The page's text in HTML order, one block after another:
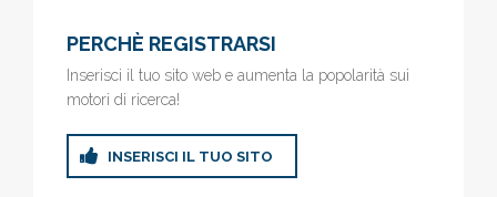
PERCHÈ REGISTRARSI
Inserisci il tuo sito web e aumenta la popolarità sui
motori di ricerca!
INSERISCI IL TUO SITO